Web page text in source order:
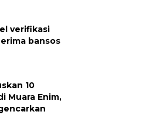
verifikasi
bansos
10
Muara Enim,